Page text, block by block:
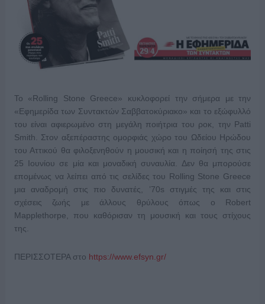
Το «Rolling Stone Greece» κυκλοφορεί την σήμερα με την
«Εφημερίδα των Συντακτών Σαββατοκύριακο» και το εξώφυλλό
του είναι αφιερωμένο στη μεγάλη ποιήτρια του ροκ, την Patti
Smith. Στον αξεπέραστης ομορφιάς χώρο του Ωδείου Ηρώδου
του Αττικού θα φιλοξενηθούν η μουσική και η ποίησή της στις
25 Ιουνίου σε μία και μοναδική συναυλία. Δεν θα μπορούσε
επομένως να λείπει από τις σελίδες του Rolling Stone Greece
μια αναδρομή στις πιο δυνατές, ’70s στιγμές της και στις
σχέσεις ζωής με άλλους θρύλους όπως ο Robert
Mapplethorpe, που καθόρισαν τη μουσική και τους στίχους
της.
ΠΕΡΙΣΣΟΤΕΡΑ στο https://www.efsyn.gr/